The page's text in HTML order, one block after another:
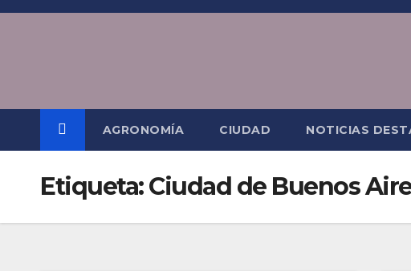
Saltar
AGRONOMÍA CIUDAD NOTICIAS
Etiqueta:Ciudad de Buenos